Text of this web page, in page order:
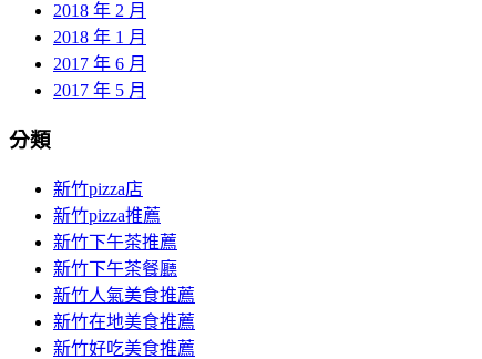
2018 年 2 月
2018 年 1 月
2017 年 6 月
2017 年 5 月
分類
新竹pizza店
新竹pizza推薦
新竹下午茶推薦
新竹下午茶餐廳
新竹人氣美食推薦
新竹在地美食推薦
新竹好吃美食推薦